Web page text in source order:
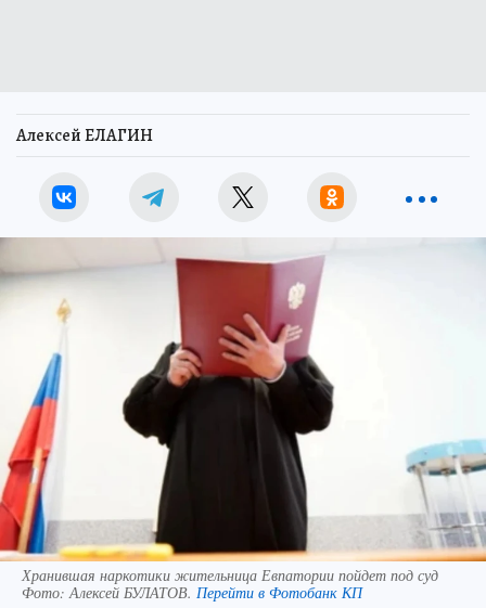
Алексей ЕЛАГИН
Хранившая наркотики жительница Евпатории пойдет под суд
Фото:Алексей БУЛАТОВ. Перейти в Фотобанк КП